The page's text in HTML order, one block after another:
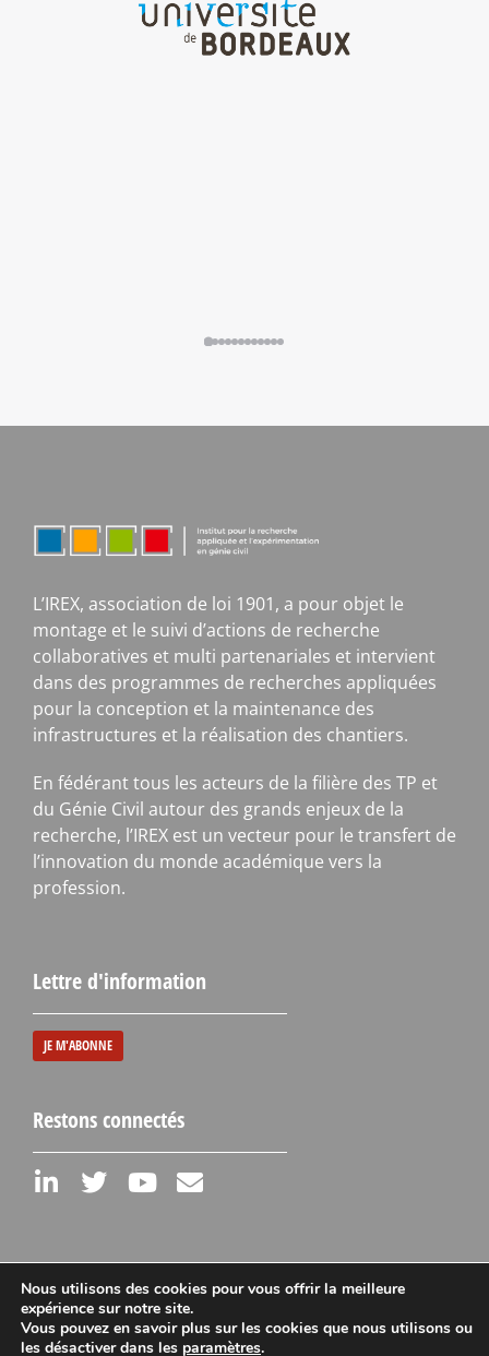
L’IREX, association de loi 1901, a pour objet le
montage et le suivi d’actions de recherche
collaboratives et multi partenariales et intervient
dans des programmes de recherches appliquées
pour la conception et la maintenance des
infrastructures et la réalisation des chantiers.
En fédérant tous les acteurs de la filière des TP et
du Génie Civil autour des grands enjeux de la
recherche, l’IREX est un vecteur pour le transfert de
l’innovation du monde académique vers la
profession.
Lettre d'information
JE M'ABONNE
Restons connectés
Mentions légales
Nous utilisons des cookies pour vous offrir la meilleure
expérience sur notre site.
Vous pouvez en savoir plus sur les cookies que nous utilisons ou
les désactiver dans les paramètres.